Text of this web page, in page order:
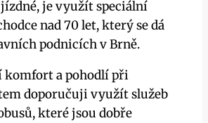
je využít speciální
nad 70 let, který se dá
podnicích v Brně.
komfort a pohodlí při
doporučuji využít služeb
které jsou dobře